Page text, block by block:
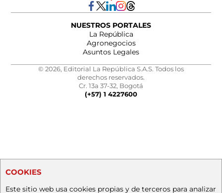
NUESTROS PORTALES
La República
Agronegocios
Asuntos Legales
© 2026, Editorial La República S.A.S. Todos los
derechos reservados.
Cr. 13a 37-32, Bogotá
(+57) 1 4227600
COOKIES
Este sitio web usa cookies propias y de terceros para analizar